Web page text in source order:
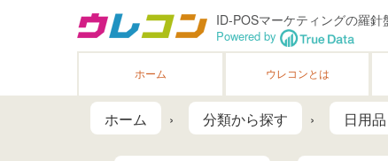
ID-POSマーケティングの羅針
Powered by
ホーム ウレコンとは
ホーム 分類から探す 日用品